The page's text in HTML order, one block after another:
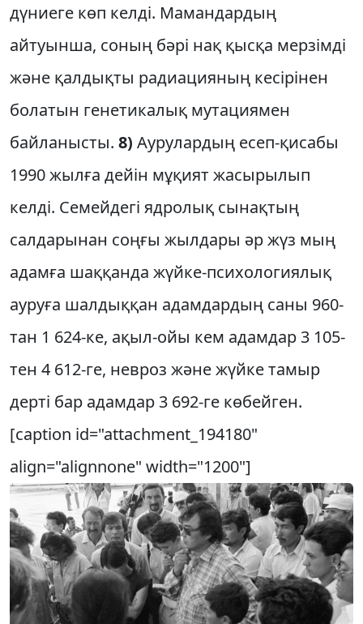
дүниеге көп келді. Мамандардың
айтуынша, соның бәрі нақ қысқа мерзімді
және қалдықты радиацияның кесірінен
болатын генетикалық мутациямен
байланысты. 8) Аурулардың есеп-қисабы
1990 жылға дейін мұқият жасырылып
келді. Семейдегі ядролық сынақтың
салдарынан соңғы жылдары әр жүз мың
адамға шаққанда жүйке-психологиялық
ауруға шалдыққан адамдардың саны 960-
тан 1 624-ке, ақыл-ойы кем адамдар 3 105-
тен 4 612-ге, невроз және жүйке тамыр
дерті бар адамдар 3 692-ге көбейген.
[caption id="attachment_194180"
align="alignnone" width="1200"]